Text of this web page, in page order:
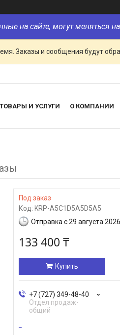
на сайте, могут меняться
Заказы и сообщения будут
ТОВАРЫ И УСЛУГИ О КОМПАНИИ
Под заказ
Код: KRP-A5C1D5A5D5A5
Отправка с 29 августа 2026
133 400 ₸
Купить
+7 (727) 349-48-40
Отдел продаж-
общий